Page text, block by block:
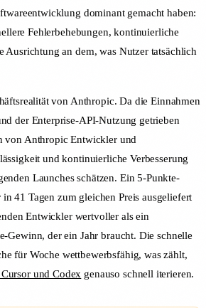
dominant gemacht haben:
Fehlerbehebungen, kontinuierliche
Ausrichtung an dem, was Nutzer tatsächlich
von Anthropic. Da die Einnahmen
der Enterprise-API-Nutzung getrieben
von Anthropic Entwickler und
und kontinuierliche Verbesserung
Launches schätzen. Ein 5-Punkte-
41 Tagen zum gleichen Preis ausgeliefert
Entwickler wertvoller als ein
Gewinn, der ein Jahr braucht. Die schnelle
für Woche wettbewerbsfähig, was zählt,
und Codex genauso schnell iterieren.